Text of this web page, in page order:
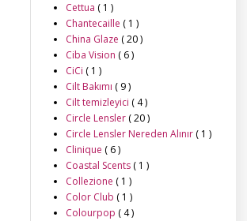
Cettua ( 1 )
Chantecaille ( 1 )
China Glaze ( 20 )
Ciba Vision ( 6 )
CiCi ( 1 )
Cilt Bakımı ( 9 )
Cilt temizleyici ( 4 )
Circle Lensler ( 20 )
Circle Lensler Nereden Alınır ( 1 )
Clinique ( 6 )
Coastal Scents ( 1 )
Collezione ( 1 )
Color Club ( 1 )
Colourpop ( 4 )